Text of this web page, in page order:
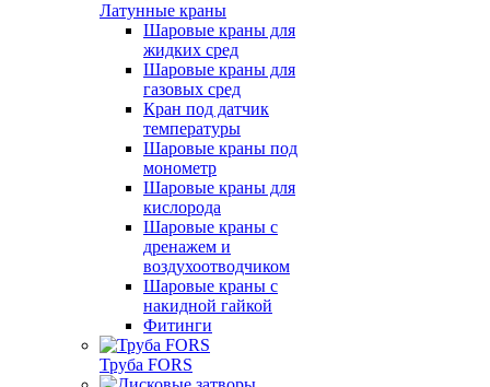
Латунные краны
Шаровые краны для
жидких сред
Шаровые краны для
газовых сред
Кран под датчик
температуры
Шаровые краны под
монометр
Шаровые краны для
кислорода
Шаровые краны с
дренажем и
воздухоотводчиком
Шаровые краны с
накидной гайкой
Фитинги
Труба FORS